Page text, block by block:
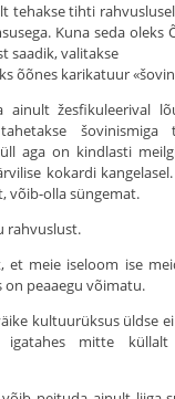
te­hakse tihti
Kuna seda oleks
saadik, valitakse
õõnes karikatuur
ainult žesfikuleerival
aga on kindlasti
kokardi
võib-olla süngemat.
rahvuslust.
et meie iseloom ise
peaaegu võimatu.
kultuurüksus üldse
igatahes mitte